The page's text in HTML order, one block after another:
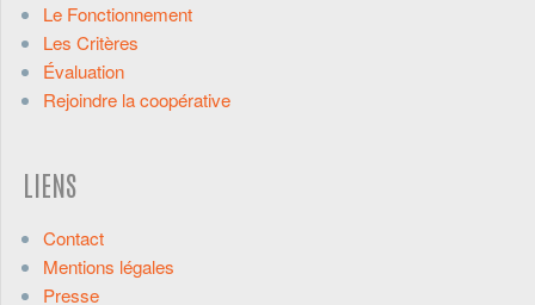
Le Fonctionnement
Les Critères
Évaluation
Rejoindre la coopérative
LIENS
Contact
Mentions légales
Presse